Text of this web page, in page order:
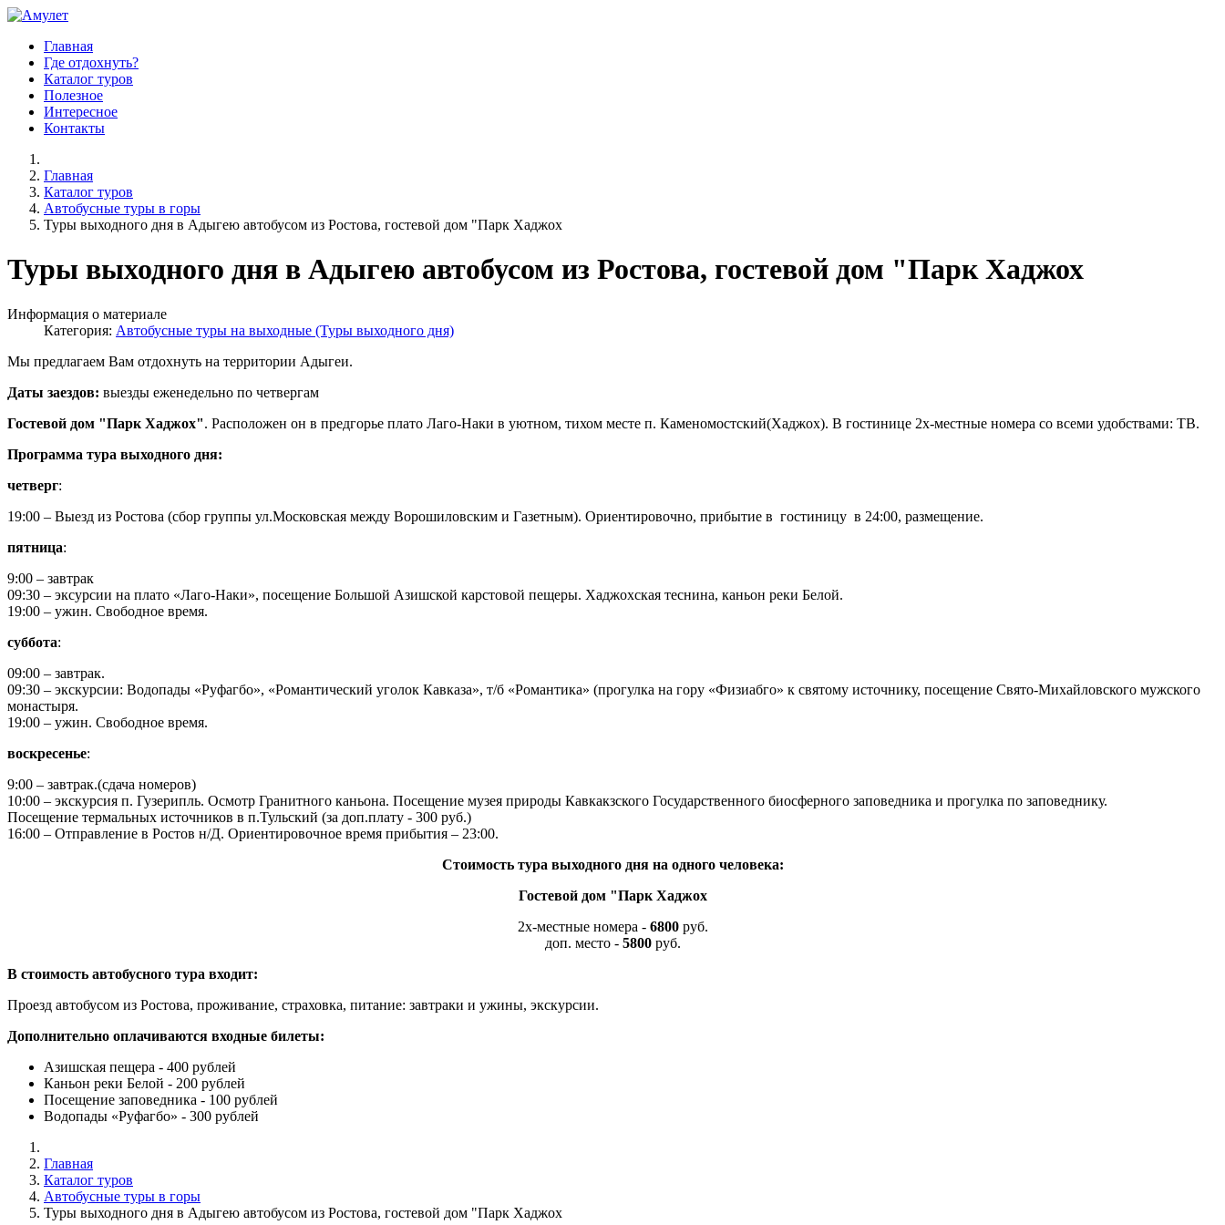
Главная
Где отдохнуть?
Каталог туров
Полезное
Интересное
Контакты
Главная
Каталог туров
Автобусные туры в горы
Туры выходного дня в Адыгею автобусом из Ростова, гостевой дом "Парк Хаджох
Туры выходного дня в Адыгею автобусом из Ростова, гостевой дом "Парк Хаджох
Информация о материале
Категория: Автобусные туры на выходные (Туры выходного дня)
Мы предлагаем Вам отдохнуть на территории Адыгеи.
Даты заездов: выезды еженедельно по четвергам
Гостевой дом "Парк Хаджох". Расположен он в предгорье плато Лаго-Наки в уютном, тихом месте п. Каменомостский(Хаджох). В гостинице 2х-местные номера со всеми удобствами: ТВ.
Программа тура выходного дня:
четверг:
19:00 – Выезд из Ростова (сбор группы ул.Московская между Ворошиловским и Газетным). Ориентировочно, прибытие в гостиницу в 24:00, размещение.
пятница:
9:00 – завтрак
09:30 – эксурсии на плато «Лаго-Наки», посещение Большой Азишской карстовой пещеры. Хаджохская теснина, каньон реки Белой.
19:00 – ужин. Свободное время.
суббота:
09:00 – завтрак.
09:30 – экскурсии: Водопады «Руфагбо», «Романтический уголок Кавказа», т/б «Романтика» (прогулка на гору «Физиабго» к святому источнику, посещение Свято-Михайловского мужского
монастыря.
19:00 – ужин. Свободное время.
воскресенье:
9:00 – завтрак.(сдача номеров)
10:00 – экскурсия п. Гузерипль. Осмотр Гранитного каньона. Посещение музея природы Кавкакзского Государственного биосферного заповедника и прогулка по заповеднику.
Посещение термальных источников в п.Тульский (за доп.плату - 300 руб.)
16:00 – Отправление в Ростов н/Д. Ориентировочное время прибытия – 23:00.
Стоимость тура выходного дня на одного человека:
Гостевой дом "Парк Хаджох
2х-местные номера - 6800 руб.
доп. место - 5800 руб.
В стоимость автобусного тура входит:
Проезд автобусом из Ростова, проживание, страховка, питание: завтраки и ужины, экскурсии.
Дополнительно оплачиваются входные билеты:
Азишская пещера - 400 рублей
Каньон реки Белой - 200 рублей
Посещение заповедника - 100 рублей
Водопады «Руфагбо» - 300 рублей
Главная
Каталог туров
Автобусные туры в горы
Туры выходного дня в Адыгею автобусом из Ростова, гостевой дом "Парк Хаджох